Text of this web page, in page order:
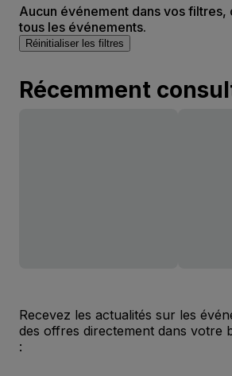
Aucun événement dans vos
tous les événements.
Réinitialiser les filtres
Récemment
Recevez les actualités sur les
des offres directement dans votre
: